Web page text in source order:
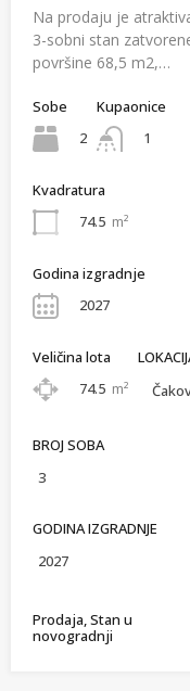
Na prodaju je
3-sobni stan
površine 68,5 m2,…
Sobe
2
Kupaonice
1
Kvadratura
74.5 m²
Godina izgradnje
2027
Veličina lota
74.5 m²
BROJ SOBA
3
GODINA IZGRADNJE
2027
Prodaja, Stan u
novogradnji